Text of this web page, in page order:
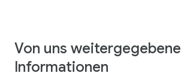
Von uns weitergegebene
Informationen